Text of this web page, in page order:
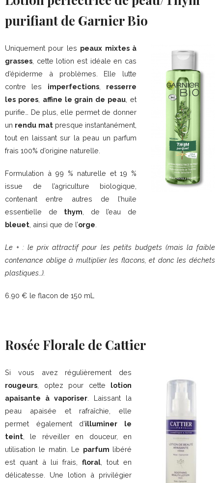
purifiant de Garnier Bio
Uniquement pour les peaux mixtes à
grasses , cette lotion est idéale en cas
d’épiderme à problèmes. Elle lutte
contre les imperfections, resserre
les pores, affine le grain de peau , et
purifie… De plus, elle permet de donner
un rendu matpresque instantanément,
tout en laissant sur la peau un parfum
frais 100% d’origine naturelle.
Formulation à 99 % naturelle et 19 %
issue de l’agriculture biologique,
contenant entre autres de l’huile
essentielle de thym , de l’eau de
bleuet , ainsi que de l’orge
Le + : le prix attractif pour les petits budgets (mais la faible
contenance oblige à multiplier les flacons, et donc les déchets
plastiques…).
6.90 € le flacon de 150 mL
Rosée Florale de Cattier
Si vous avez régulièrement des
rougeurs , optez pour cette lotion
apaisante à vaporiser . Laissant la
peau apaisée et rafraîchie, elle
permet également d’illuminer le
teint , le réveiller en douceur, en
utilisation le matin. Le parfum libéré
est quant à lui frais, floral , tout en
délicatesse. Une lotion à privilégier